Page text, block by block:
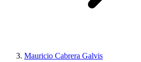
Mauricio Cabrera Galvis